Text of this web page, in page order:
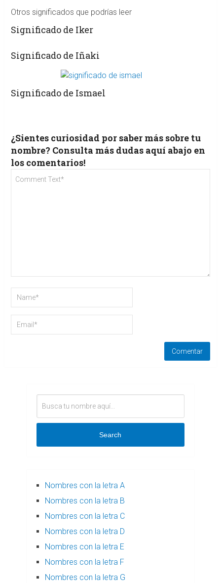
Otros significados que podrías leer
Significado de Iker
Significado de Iñaki
Significado de Ismael
¿Sientes curiosidad por saber más sobre tu
nombre? Consulta más dudas aquí abajo en
los comentarios!
Search
Nombres con la letra A
Nombres con la letra B
Nombres con la letra C
Nombres con la letra D
Nombres con la letra E
Nombres con la letra F
Nombres con la letra G